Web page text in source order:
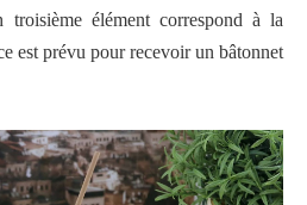
élément correspond à la
est prévu pour recevoir un bâtonnet